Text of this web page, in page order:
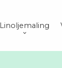
Linoljemaling